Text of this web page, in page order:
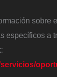
sobre
específicos a